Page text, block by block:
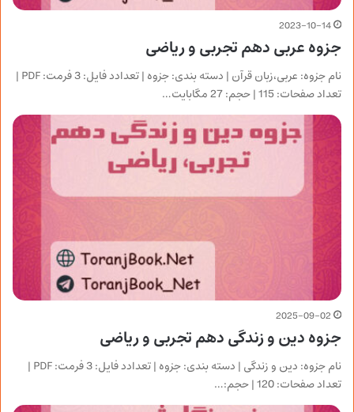
2023-10-14
جزوه عربی دهم تجربی و ریاضی
نام جزوه: عربی،زبان قرآن | دسته بندی: جزوه | تعدادد فایل: 3 فرمت: PDF |
تعداد صفحات: 115 | حجم: 27 مگابایت…
2025-09-02
جزوه دین و زندگی دهم تجربی و ریاضی
نام جزوه: دین و زندگی | دسته بندی: جزوه | تعدادد فایل: 3 فرمت: PDF |
تعداد صفحات: 120 | حجم:…